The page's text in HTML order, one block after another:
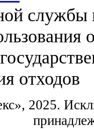
службы
отходов
2025.